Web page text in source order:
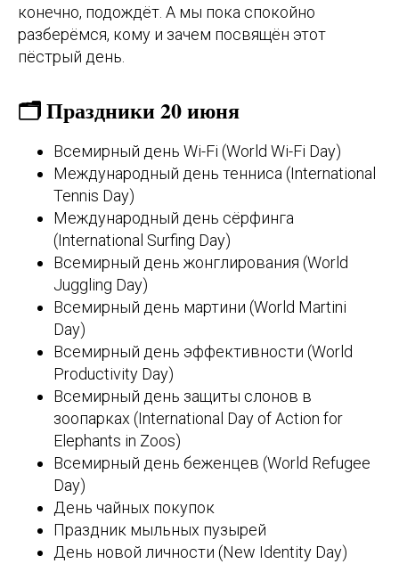
конечно, подождёт. А мы пока спокойно
разберёмся, кому и зачем посвящён этот
пёстрый день.
🗂️ Праздники 20 июня
Всемирный день Wi-Fi (World Wi-Fi Day)
Международный день тенниса (International
Tennis Day)
Международный день сёрфинга
(International Surfing Day)
Всемирный день жонглирования (World
Juggling Day)
Всемирный день мартини (World Martini
Day)
Всемирный день эффективности (World
Productivity Day)
Всемирный день защиты слонов в
зоопарках (International Day of Action for
Elephants in Zoos)
Всемирный день беженцев (World Refugee
Day)
День чайных покупок
Праздник мыльных пузырей
День новой личности (New Identity Day)